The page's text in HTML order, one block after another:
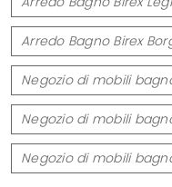
Arredo Bagno Birex
Negozio di mobili
Negozio di mobili
Negozio di mobili